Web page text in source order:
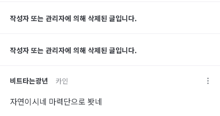
작성자 또는 관리자에 의해 삭제된 글입니다.
작성자 또는 관리자에 의해 삭제된 글입니다.
비트타는광년 카인
자연이시네 마력단으로 봣네